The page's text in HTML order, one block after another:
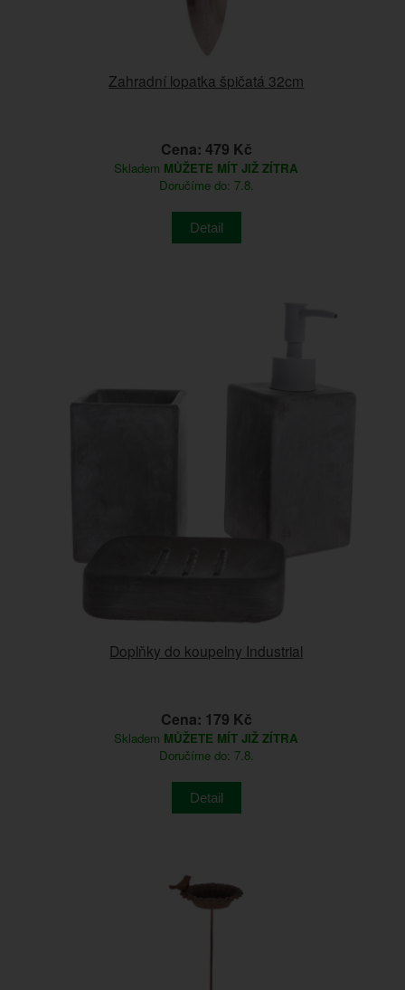
Zahradní lopatka špičatá 32cm
Cena: 479 Kč
Skladem MŮŽETE MÍT JIŽ ZÍTRA
Doručíme do: 7.8.
Detail
Doplňky do koupelny Industrial
Cena: 179 Kč
Skladem MŮŽETE MÍT JIŽ ZÍTRA
Doručíme do: 7.8.
Detail